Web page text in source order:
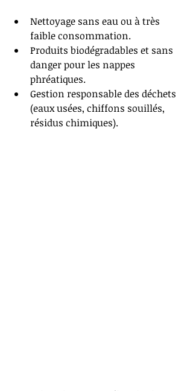
Nettoyage sans eau ou à très
faible consommation.
Produits biodégradables et sans
danger pour les nappes
phréatiques.
Gestion responsable des déchets
(eaux usées, chiffons souillés,
résidus chimiques).